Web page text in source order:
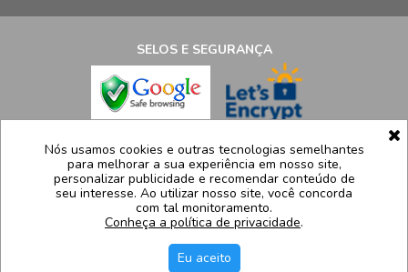
SELOS E SEGURANÇA
LCB Confecções Eireli | CNPJ: 19.316.833/0009-41
Avenida Ayrton Senna, 5.500, Bloco 11, loja 124/125 - Barra da
Tijuca - Rio de Janeiro - RJ  CEP 22775005
Atendimento: (21) 99991-8835 | sac@luidgispecciale.com.br
Segunda a sexta de 09h as 17:30h
H5 Web - Soluções em tecnologia da informação
Nós usamos cookies e outras tecnologias semelhantes
para melhorar a sua experiência em nosso site,
personalizar publicidade e recomendar conteúdo de
seu interesse. Ao utilizar nosso site, você concorda
com tal monitoramento.
Conheça a política de privacidade.
Eu aceito